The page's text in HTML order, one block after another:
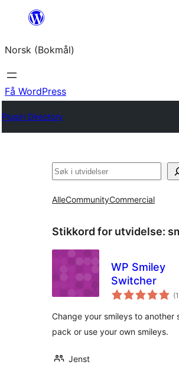
Hopp
innhold
Norsk (Bokmål)
Få WordPress
Plugin Directory
Søk
AlleCommunityCommercial
Stikkord for utvidelse:
WP Smiley
Switcher
(1
Change your smileys to another
pack or use your own smileys.
Jenst